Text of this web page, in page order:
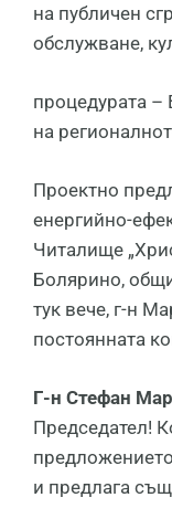
на публичен
обслужване,
процедурата –
на
Проектно
енергийно-
Читалище
Болярино,
тук вече, г-н
постоянната
Г-н Стефан
Председател!
и предлага